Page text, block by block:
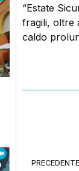
“Estate
fragili, oltre
caldo
PRECEDENTE